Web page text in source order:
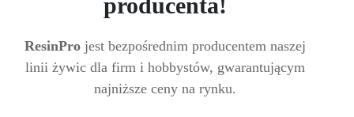
ResinPro jest bezpośrednim producentem naszej
linii żywic dla firm i hobbystów, gwarantującym
najniższe ceny na rynku.